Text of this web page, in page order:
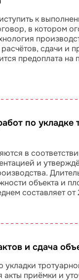
к
в котором
сдачи и
предоплата на
по укладке
в
и
объекта и
составляет
и сдача
акты приёмки и